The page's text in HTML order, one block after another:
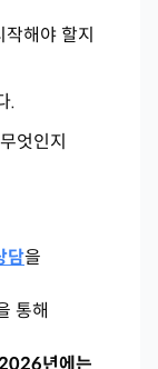
해야 할지
.
엇인지
담을
통해
년에는